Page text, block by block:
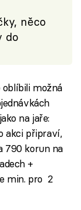
něco
do
možná
na jaře:
akci připraví,
790 korun na
+
min. pro 2